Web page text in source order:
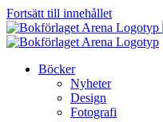
Fortsätt till innehållet
Böcker
Nyheter
Design
Fotografi